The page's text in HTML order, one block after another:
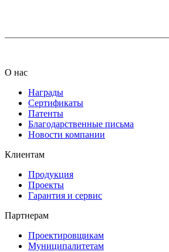
О нас
Награды
Сертификаты
Патенты
Благодарственные письма
Новости компании
Клиентам
Продукция
Проекты
Гарантия и сервис
Партнерам
Проектировщикам
Муниципалитетам